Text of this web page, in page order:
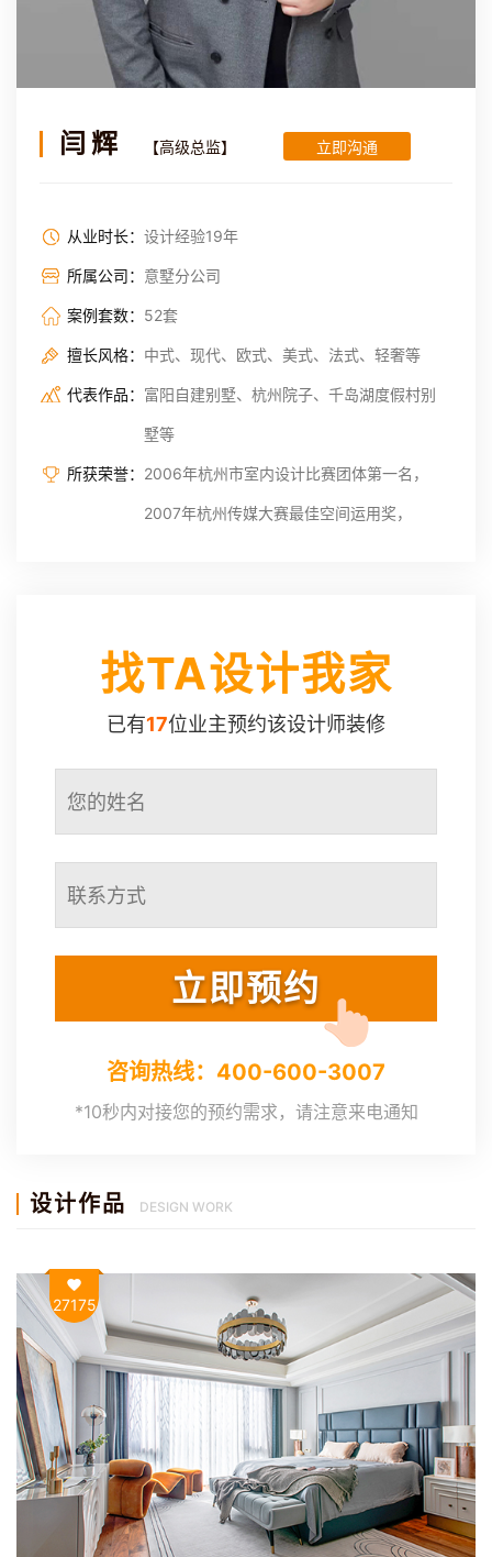
闫辉 【高级总监】 立即沟通
从业时长： 设计经验19年
所属公司： 意墅分公司
案例套数： 52套
擅长风格： 中式、现代、欧式、美式、法式、轻奢等
代表作品： 富阳自建别墅、杭州院子、千岛湖度假村别
墅等
所获荣誉： 2006年杭州市室内设计比赛团体第一名，
2007年杭州传媒大赛最佳空间运用奖，
设计理念：设计最高境界就是无设计，凭借对生活的理
解和对业主的充分了解将设计理念不露声色
找TA设计我家
已有17位业主预约该设计师装修
咨询热线：400-600-3007
*10秒内对接您的预约需求，请注意来电通知
设计作品 DESIGN WORK
27175